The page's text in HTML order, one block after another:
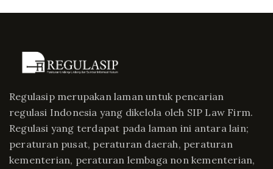
Regulasip merupakan laman untuk pencarian
regulasi Indonesia yang dikelola oleh SIP Law Firm.
Regulasi yang terdapat pada laman ini antara lain;
peraturan pusat, peraturan daerah, peraturan
kementerian, peraturan lembaga non kementerian,